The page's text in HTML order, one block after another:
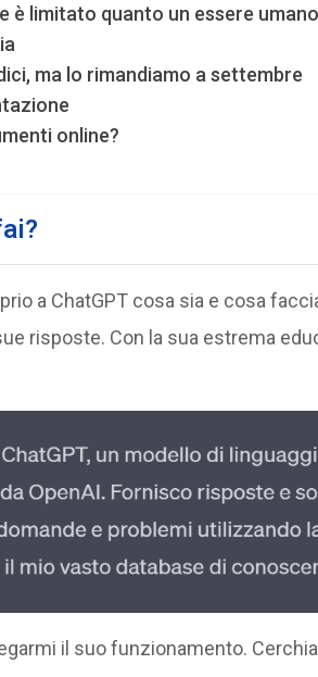
è limitato quanto un essere umano
ma lo rimandiamo a settembre
online?
a ChatGPT cosa sia e cosa
risposte. Con la sua estrema
il suo funzionamento.